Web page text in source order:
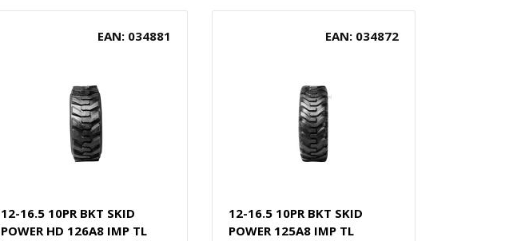
EAN: 034881
12-16.5 10PR BKT SKID
POWER HD 126A8 IMP TL
EAN: 034872
12-16.5 10PR BKT SKID
POWER 125A8 IMP TL